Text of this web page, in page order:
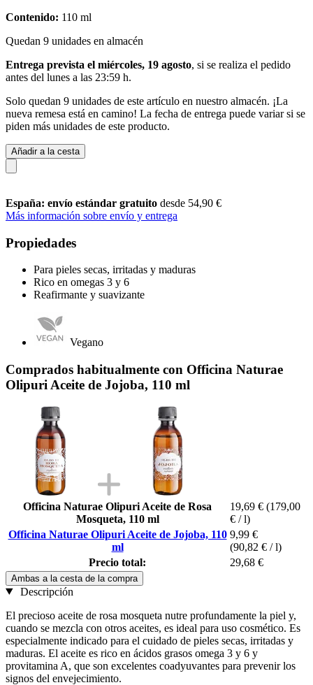
Contenido: 110 ml
Quedan 9 unidades en almacén
Entrega prevista el miércoles, 19 agosto, si se realiza el pedido
antes del lunes a las 23:59 h.
Solo quedan 9 unidades de este artículo en nuestro almacén. ¡La
nueva remesa está en camino! La fecha de entrega puede variar si se
piden más unidades de este producto.
Añadir a la cesta
España: envío estándar gratuito desde 54,90 €
Más información sobre envío y entrega
Propiedades
Para pieles secas, irritadas y maduras
Rico en omegas 3 y 6
Reafirmante y suavizante
Vegano
Comprados habitualmente con Officina Naturae
Olipuri Aceite de Jojoba, 110 ml
Officina Naturae Olipuri Aceite de Rosa
Mosqueta, 110 ml
19,69 € (179,00
€ / l)
Officina Naturae Olipuri Aceite de Jojoba, 110
ml
9,99 €
(90,82 € / l)
Precio total:
29,68 €
Ambas a la cesta de la compra
Descripción
El precioso aceite de rosa mosqueta nutre profundamente la piel y,
cuando se mezcla con otros aceites, es ideal para uso cosmético. Es
especialmente indicado para el cuidado de pieles secas, irritadas y
maduras. El aceite es rico en ácidos grasos omega 3 y 6 y
provitamina A, que son excelentes coadyuvantes para prevenir los
signos del envejecimiento.